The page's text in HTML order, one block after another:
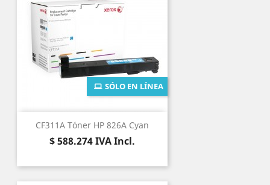
CF311A Tóner HP 826A Cyan
Precio
$ 588.274IVA Incl.
SÓLO EN LÍNEA